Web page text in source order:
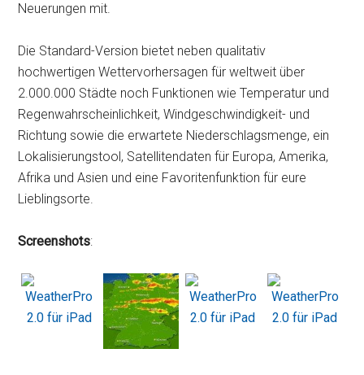
Neuerungen mit.
Die Standard-Version bietet neben qualitativ
hochwertigen Wettervorhersagen für weltweit über
2.000.000 Städte noch Funktionen wie Temperatur und
Regenwahrscheinlichkeit, Windgeschwindigkeit- und
Richtung sowie die erwartete Niederschlagsmenge, ein
Lokalisierungstool, Satellitendaten für Europa, Amerika,
Afrika und Asien und eine Favoritenfunktion für eure
Lieblingsorte.
Screenshots: